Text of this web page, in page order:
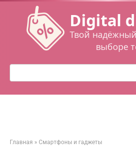
Перейти
контенту
Digital
Твой
выборе
Поиск:
Главная » Смартфоны и гаджеты